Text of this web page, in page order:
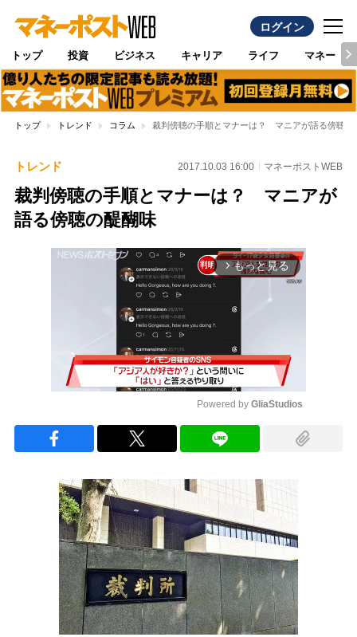
ログイン
トップ 投資 ビジネス キャリア ライフ マネー
トップ トレンド コラム 裁判傍聴の手順とマナーは？ マニアが語る傍聴の
トレンド 2017.10.03 16:00 マネーポストWEB
裁判傍聴の手順とマナーは？ マニアが
語る傍聴の醍醐味
arrow_forward_ios もっと見る
Powered by GliaStudios